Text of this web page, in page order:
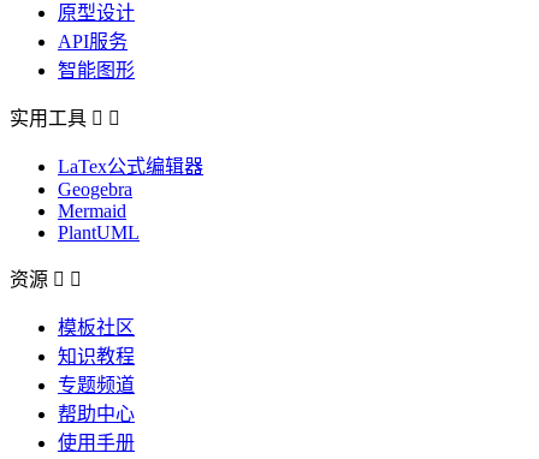
原型设计
API服务
智能图形
实用工具  
LaTex公式编辑器
Geogebra
Mermaid
PlantUML
资源  
模板社区
知识教程
专题频道
帮助中心
使用手册